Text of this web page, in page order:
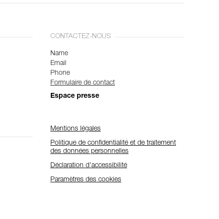
CONTACTEZ-NOUS
Name
Email
Phone
Formulaire de contact
Espace presse
Mentions légales
Politique de confidentialité et de traitement
des données personnelles
Déclaration d'accessibilité
Paramètres des cookies